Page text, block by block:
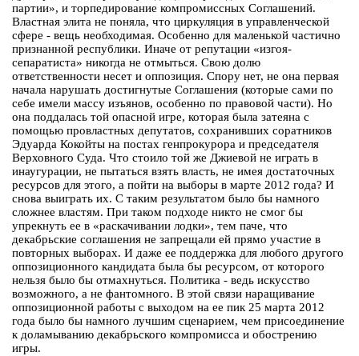
партии», и торпедирование компромиссных Соглашений.
Властная элита не поняла, что циркуляция в управленческой
сфере - вещь необходимая. Особенно для маленькой частично
признанной республики. Иначе от репутации «изгоя-
сепаратиста» никогда не отмыться. Свою долю
ответственности несет и оппозиция. Спору нет, не она первая
начала нарушать достигнутые Соглашения (которые сами по
себе имели массу изъянов, особенно по правовой части). Но
она поддалась той опасной игре, которая была затеяна с
помощью провластных депутатов, сохранивших соратников
Эдуарда Кокойты на постах генпрокурора и председателя
Верховного Суда. Что стоило той же Джиевой не играть в
инаугурации, не пытаться взять власть, не имея достаточных
ресурсов для этого, а пойти на выборы в марте 2012 года? И
снова выиграть их. С таким результатом было бы намного
сложнее властям. При таком подходе никто не смог бы
упрекнуть ее в «раскачивании лодки», тем паче, что
декабрьские соглашения не запрещали ей прямо участие в
повторных выборах. И даже ее поддержка для любого другого
оппозиционного кандидата была бы ресурсом, от которого
нельзя было бы отмахнуться. Политика - ведь искусство
возможного, а не фантомного. В этой связи наращивание
оппозиционной работы с выходом на ее пик 25 марта 2012
года было бы намного лучшим сценарием, чем присоединение
к доламыванию декабрьского компромисса и обострению
игры.